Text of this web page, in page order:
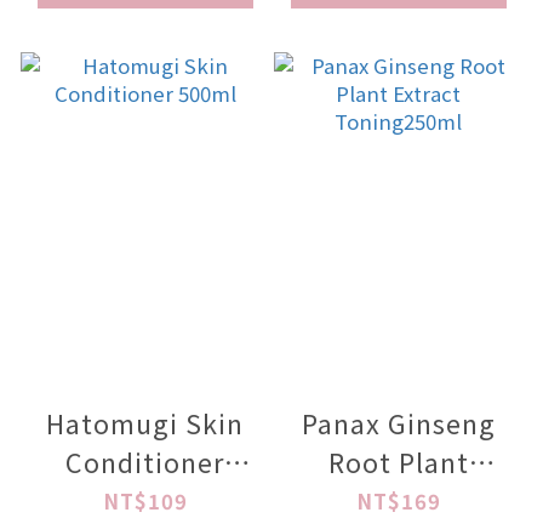
Hatomugi Skin
Conditioner
500ml
NT$109
Panax Ginseng
Root Plant
Extract
NT$169